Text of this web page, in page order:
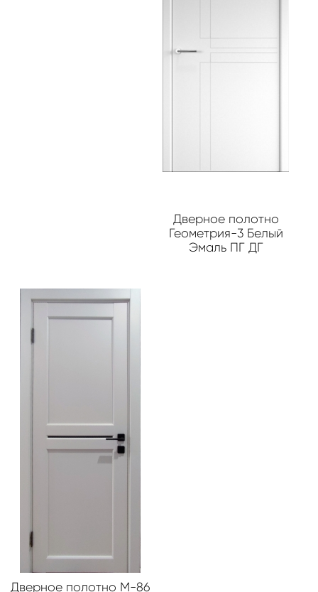
Дверное полотно
Геометрия-3 Белый
Эмаль ПГ ДГ
Дверное полотно М-86